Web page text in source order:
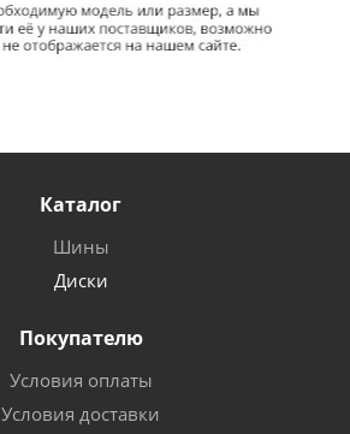
Каталог
Шины
Диски
Покупателю
Условия оплаты
Условия доставки